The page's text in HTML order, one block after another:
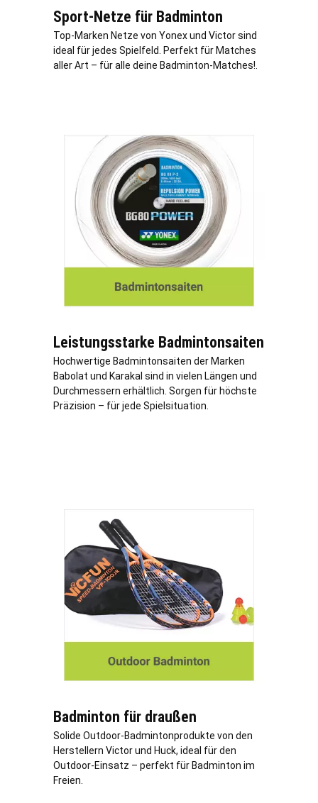
Sport-Netze für Badminton
Top-Marken Netze von Yonex und Victor sind
ideal für jedes Spielfeld. Perfekt für Matches
aller Art – für alle deine Badminton-Matches!.
Leistungsstarke Badmintonsaiten
Hochwertige Badmintonsaiten der Marken
Babolat und Karakal sind in vielen Längen und
Durchmessern erhältlich. Sorgen für höchste
Präzision – für jede Spielsituation.
Badminton für draußen
Solide Outdoor-Badmintonprodukte von den
Herstellern Victor und Huck, ideal für den
Outdoor-Einsatz – perfekt für Badminton im
Freien.